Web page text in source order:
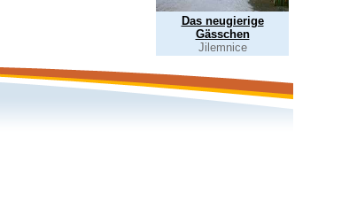
Das neugierige
Gässchen
Jilemnice